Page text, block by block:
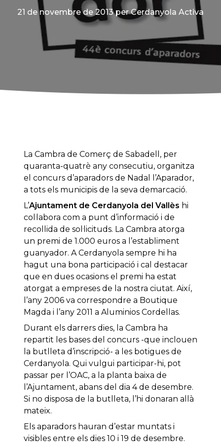
21 de novembre de 2013 per Cerdanyola Activa
La Cambra de Comerç de Sabadell, per
quaranta-quatrè any consecutiu, organitza
el concurs d’aparadors de Nadal l’Aparador,
a tots els municipis de la seva demarcació.
L’Ajuntament de Cerdanyola del Vallès hi
col·labora com a punt d’informació i de
recollida de sol·licituds. La Cambra atorga
un premi de 1.000 euros a l’establiment
guanyador. A Cerdanyola sempre hi ha
hagut una bona participació i cal destacar
que en dues ocasions el premi ha estat
atorgat a empreses de la nostra ciutat. Així,
l’any 2006 va correspondre a Boutique
Magda i l’any 2011 a Aluminios Cordellas.
Durant els darrers dies, la Cambra ha
repartit les bases del concurs -que inclouen
la butlleta d’inscripció- a les botigues de
Cerdanyola. Qui vulgui participar-hi, pot
passar per l’OAC, a la planta baixa de
l’Ajuntament, abans del dia 4 de desembre.
Si no disposa de la butlleta, l’hi donaran allà
mateix.
Els aparadors hauran d’estar muntats i
visibles entre els dies 10 i 19 de desembre.